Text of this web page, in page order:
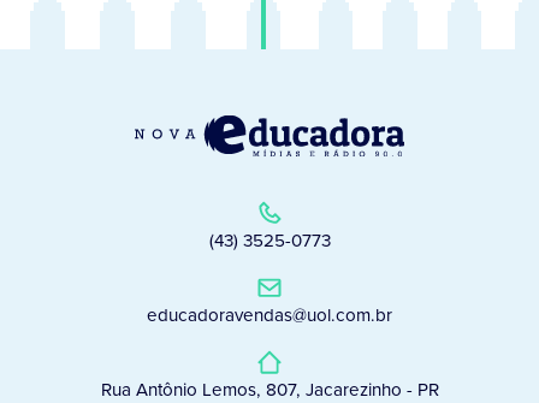
(43) 3525-0773
educadoravendas@uol.com.br
Rua Antônio Lemos, 807, Jacarezinho - PR